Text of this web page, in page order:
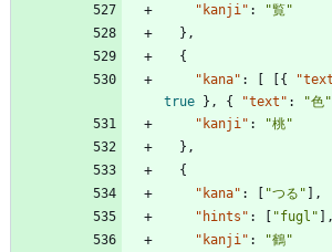
"kanji" :
"覧"
} ,
{
"kana" : {
true
} , { "text" : "色"
"kanji" :
"桃"
} ,
{
"kana" : "つる"
,
"hints" : "fugl"
,
"kanji" :
"鶴"